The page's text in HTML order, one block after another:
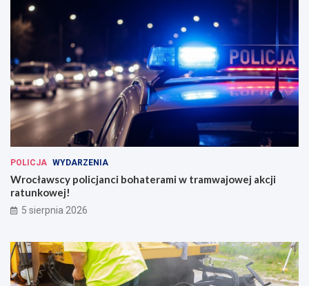
POLICJA WYDARZENIA
Wrocławscy policjanci bohaterami w tramwajowej akcji
ratunkowej!
5 sierpnia 2026